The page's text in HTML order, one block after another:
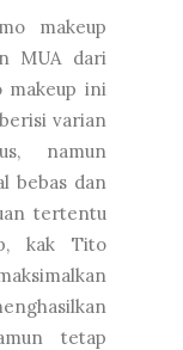
makeup
MUA dari
makeup ini
varian
namun
bebas dan
tertentu
kak Tito
tetap